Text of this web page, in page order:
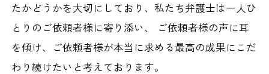
たかどうかを大切にしており、私たち弁護士は一人ひ
とりのご依頼者様に寄り添い、 ご依頼者様の声に耳
を傾け、ご依頼者様が本当に求める最高の成果にこだ
わり続けたいと考えております。